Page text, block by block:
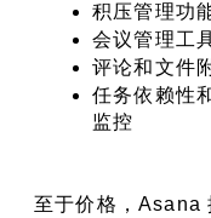
积压管理功
会议管理工
评论和文件
任务依赖性
监控
至于价格，Asana